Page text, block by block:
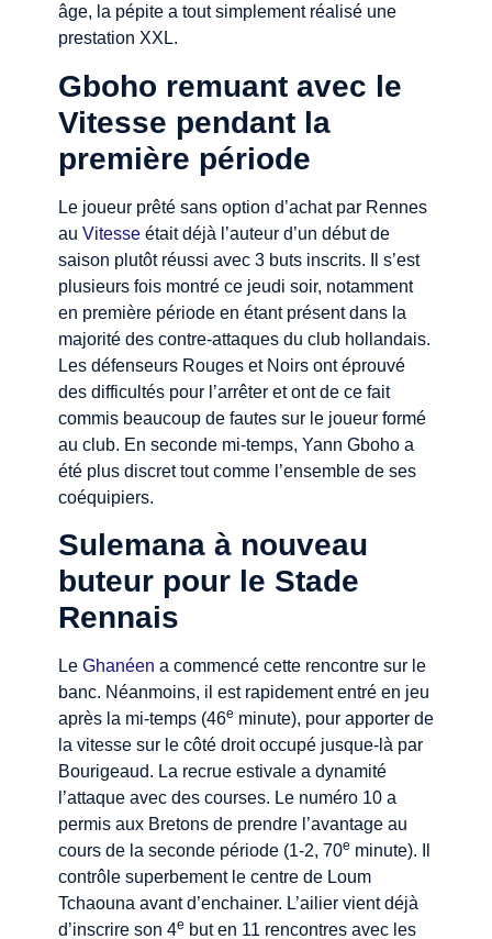
âge, la pépite a tout simplement réalisé une
prestation XXL.
Gboho remuant avec le
Vitesse pendant la
première période
Le joueur prêté sans option d’achat par Rennes
au Vitesseétait déjà l’auteur d’un début de
saison plutôt réussi avec 3 buts inscrits. Il s’est
plusieurs fois montré ce jeudi soir, notamment
en première période en étant présent dans la
majorité des contre-attaques du club hollandais.
Les défenseurs Rouges et Noirs ont éprouvé
des difficultés pour l’arrêter et ont de ce fait
commis beaucoup de fautes sur le joueur formé
au club. En seconde mi-temps, Yann Gboho a
été plus discret tout comme l’ensemble de ses
coéquipiers.
Sulemana à nouveau
buteur pour le Stade
Rennais
Le Ghanéen a commencé cette rencontre sur le
banc. Néanmoins, il est rapidement entré en jeu
après la mi-temps (46e minute), pour apporter de
la vitesse sur le côté droit occupé jusque-là par
Bourigeaud. La recrue estivale a dynamité
l’attaque avec des courses. Le numéro 10 a
permis aux Bretons de prendre l’avantage au
cours de la seconde période (1-2, 70e minute). Il
contrôle superbement le centre de Loum
Tchaouna avant d’enchainer. L’ailier vient déjà
d’inscrire son 4e but en 11 rencontres avec les